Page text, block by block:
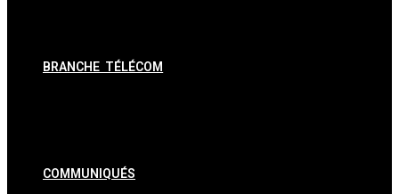
BRANCHE TÉLÉCOM
COMMUNIQUÉS